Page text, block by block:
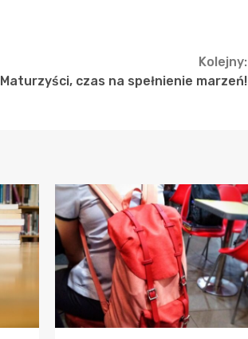
Kolejny:
Maturzyści, czas na spełnienie marzeń!